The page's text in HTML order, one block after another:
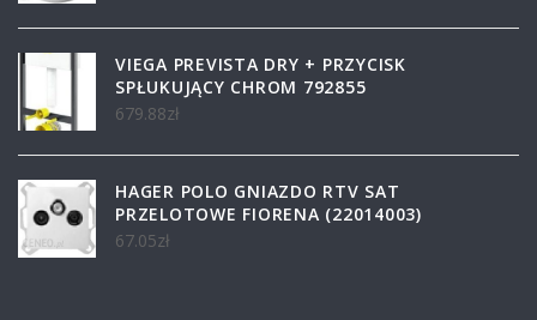
VIEGA PREVISTA DRY + PRZYCISK
SPŁUKUJĄCY CHROM 792855
679.88zł
HAGER POLO GNIAZDO RTV SAT
PRZELOTOWE FIORENA (22014003)
67.05zł